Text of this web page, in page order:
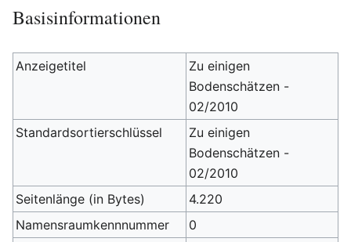
Basisinformationen
Anzeigetitel
Zu einigen
Bodenschätzen -
02/2010
Standardsortierschlüssel
Zu einigen
Bodenschätzen -
02/2010
Seitenlänge (in Bytes)
4.220
Namensraumkennnummer
0